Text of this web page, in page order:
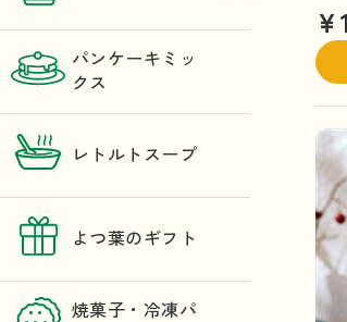
パンケーキミッ
クス
レトルトスープ
よつ葉のギフト
焼菓子・冷凍パ